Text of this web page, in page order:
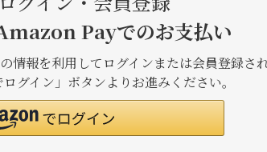
Payでのお支払い
報を利用してログインまたは会員登録され
グイン」ボタンよりお進みください。